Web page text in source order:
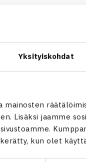
Yksityiskohdat
Lisäksi jaamme
kun olet
ja kuusi poikaa.
Roosa
Mika